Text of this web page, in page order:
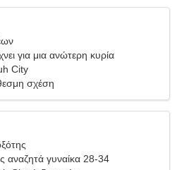
για μια ανώτερη κυρία
City
σχέση
αναζητά γυναίκα 28-34